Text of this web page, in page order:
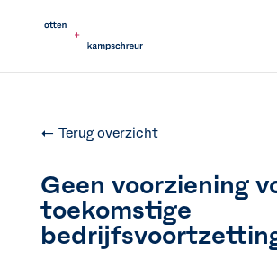
← Terug overzicht
Geen voorziening
toekomstige